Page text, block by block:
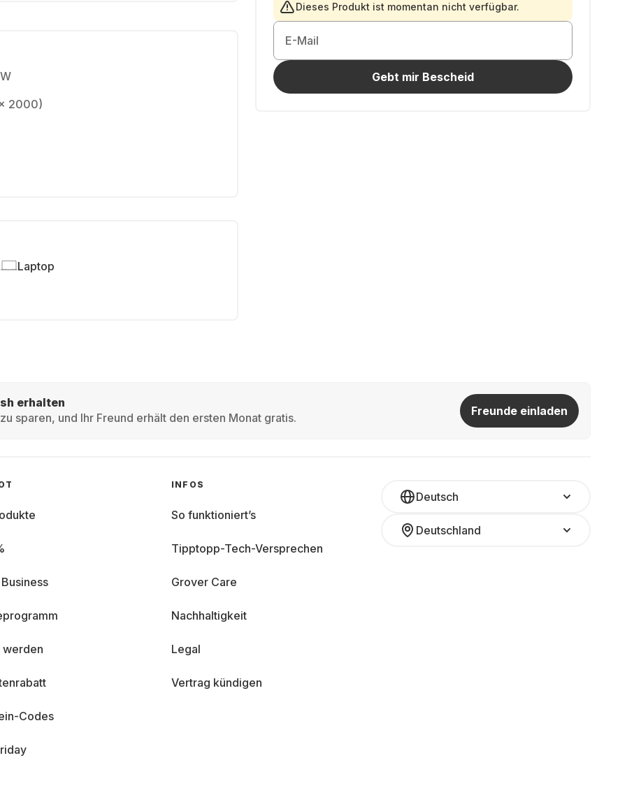
Dieses Produkt ist momentan nicht verfügbar.
E-Mail
Gebt mir Bescheid
2000)
Laptop
erhalten
sparen, und Ihr Freund erhält den ersten Monat gratis.
Freunde einladen
Deutsch
Deutschland
werden
Codes
INFOS
So funktioniert’s
Tipptopp-Tech-Versprechen
Grover Care
Nachhaltigkeit
Legal
Vertrag kündigen